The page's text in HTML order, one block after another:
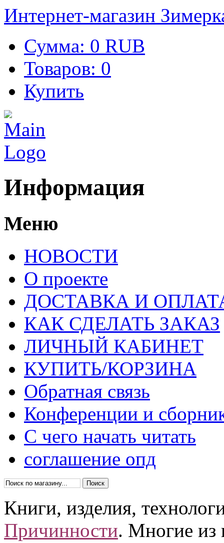
Интернет-магазин
Сумма: 0 RUB
Товаров: 0
Купить
Информация
Меню
НОВОСТИ
О проекте
ДОСТАВКА И
КАК СДЕЛАТЬ ЗАКАЗ
ЛИЧНЫЙ КАБИНЕТ
КУПИТЬ/КОРЗИНА
Обратная связь
Конференции и
С чего начать читать
соглашение опд
Книги, изделия,
Причинности. Многие из